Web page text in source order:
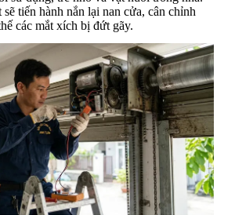
tiến hành nắn lại nan cửa, cân chỉnh
các mắt xích bị đứt gãy.